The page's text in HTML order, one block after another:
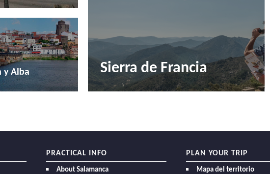
y Alba Sierra de Francia
PRACTICAL INFO
About Salamanca
PLAN YOUR TRIP
Mapa del territorio